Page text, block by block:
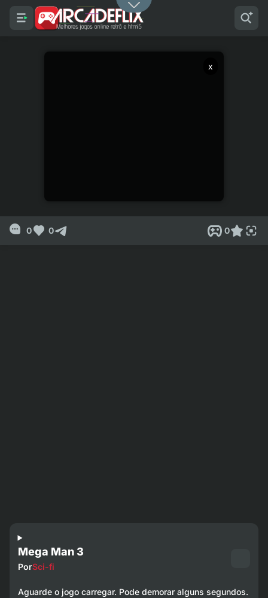
x
0 0 0
Mega Man 3
PorSci-fi
Aguarde o jogo carregar. Pode demorar alguns segundos.